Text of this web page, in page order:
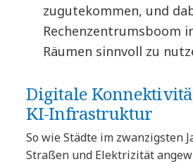
zugutekommen, und
Rechenzentrumsboom
Räumen sinnvoll zu
Digitale
KI-Infrastruktur
So wie Städte im zwanzigsten
Straßen und Elektrizität